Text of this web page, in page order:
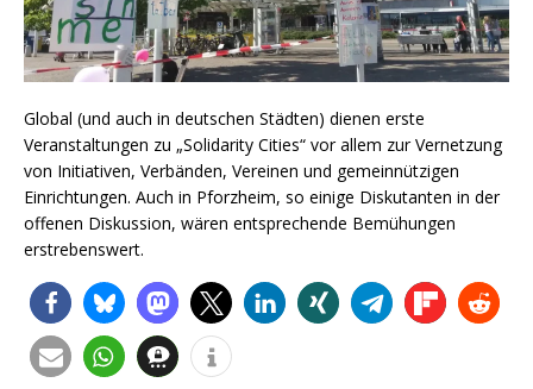
Global (und auch in deutschen Städten) dienen erste
Veranstaltungen zu „Solidarity Cities“ vor allem zur Vernetzung
von Initiativen, Verbänden, Vereinen und gemeinnützigen
Einrichtungen. Auch in Pforzheim, so einige Diskutanten in der
offenen Diskussion, wären entsprechende Bemühungen
erstrebenswert.